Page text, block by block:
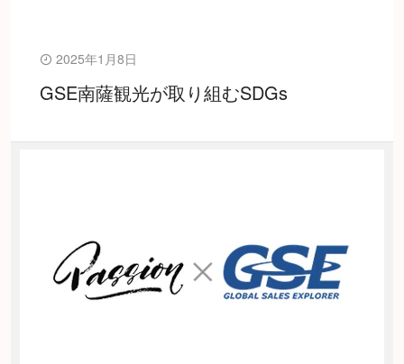
2025年1月8日
GSE南薩観光が取り組むSDGs